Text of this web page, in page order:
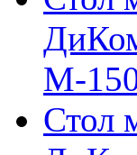
М-
Стол